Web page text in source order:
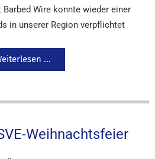
Wire konnte wieder einer
in unserer Region verpflichtet
...
Weihnachtsfeier